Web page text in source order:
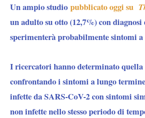
Un ampio studio pubblicato oggi su
un adulto su otto (12,7%) con
sperimenterà probabilmente sintomi
I ricercatori hanno determinato quella
confrontando i sintomi a lungo
infette da SARS-CoV-2 con sintomi
non infette nello stesso periodo di